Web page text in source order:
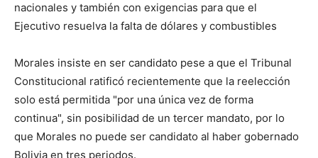
nacionales y también con exigencias para que el
Ejecutivo resuelva la falta de dólares y combustibles
Morales insiste en ser candidato pese a que el Tribunal
Constitucional ratificó recientemente que la reelección
solo está permitida "por una única vez de forma
continua", sin posibilidad de un tercer mandato, por lo
que Morales no puede ser candidato al haber gobernado
Bolivia en tres periodos.